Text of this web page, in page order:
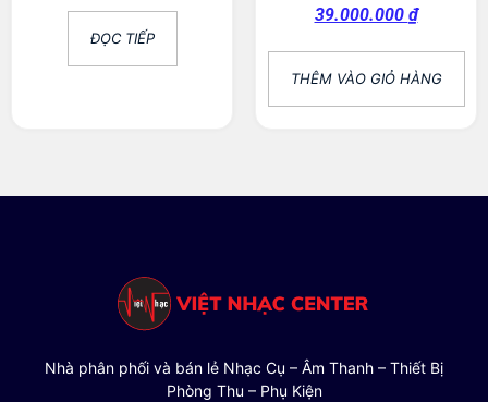
ĐỌC TIẾP
39.000.000 ₫
THÊM VÀO GIỎ HÀNG
Nhà phân phối và bán lẻ Nhạc Cụ – Âm Thanh – Thiết Bị
Phòng Thu – Phụ Kiện